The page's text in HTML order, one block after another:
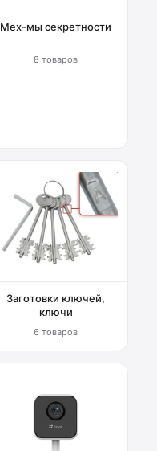
Мех-мы секретности
8 товаров
Заготовки ключей,
ключи
6 товаров